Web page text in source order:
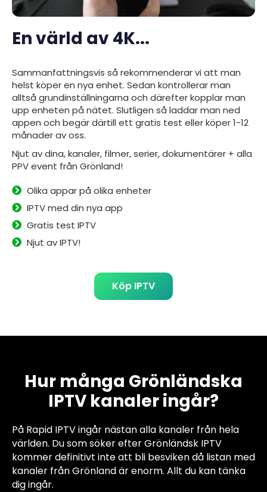
En värld av 4K...
Sammanfattningsvis så rekommenderar vi att man
helst köper en nya enhet. Sedan kontrollerar man
alltså grundinställningarna och därefter kopplar man
upp enheten på nätet. Slutligen så laddar man ned
appen och begär därtill ett gratis test eller köper 1-12
månader av oss.
Njut av dina, kanaler, filmer, serier, dokumentärer + alla
PPV event från Grönland!
Olika appar på olika enheter
IPTV med din nya app
Gratis test IPTV
Njut av IPTV!
Köp IPTV
Hur många Grönländska
IPTV kanaler ingår?
På Rapid IPTV ingår nästan alla kanaler från hela
världen. Du som söker efter Grönländsk IPTV
kommer definitivt inte att bli besviken då listan med
kanaler från Grönland är enorm. Allt du kan tänka
dig ingår.